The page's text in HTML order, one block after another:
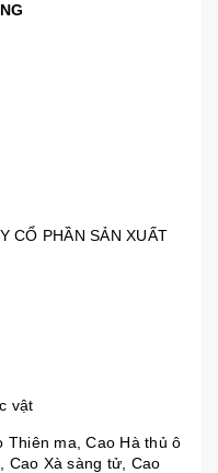
CỔ PHẦN SẢN XUẤT
vật
Thiên ma, Cao Hà thủ ô
Cao Xà sàng tử, Cao